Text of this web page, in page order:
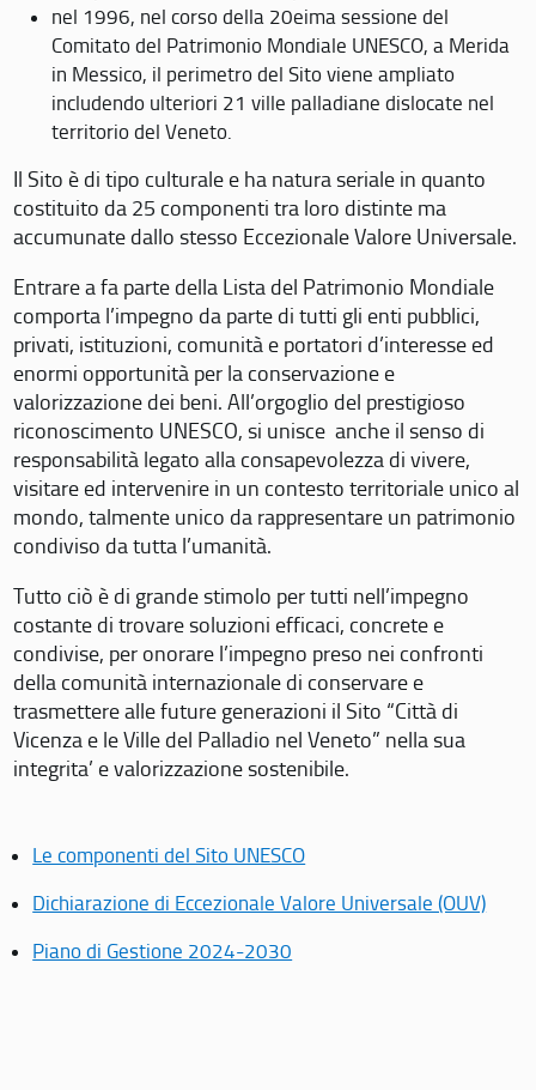
nel 1996, nel corso della 20eima sessione del
Comitato del Patrimonio Mondiale UNESCO, a Merida
in Messico, il perimetro del Sito viene ampliato
includendo ulteriori 21 ville palladiane dislocate nel
territorio del Veneto.
Il Sito è di tipo culturale e ha natura seriale in quanto
costituito da 25 componenti tra loro distinte ma
accumunate dallo stesso Eccezionale Valore Universale.
Entrare a fa parte della Lista del Patrimonio Mondiale
comporta l’impegno da parte di tutti gli enti pubblici,
privati, istituzioni, comunità e portatori d’interesse ed
enormi opportunità per la conservazione e
valorizzazione dei beni. All’orgoglio del prestigioso
riconoscimento UNESCO, si unisce anche il senso di
responsabilità legato alla consapevolezza di vivere,
visitare ed intervenire in un contesto territoriale unico al
mondo, talmente unico da rappresentare un patrimonio
condiviso da tutta l’umanità.
Tutto ciò è di grande stimolo per tutti nell’impegno
costante di trovare soluzioni efficaci, concrete e
condivise, per onorare l’impegno preso nei confronti
della comunità internazionale di conservare e
trasmettere alle future generazioni il Sito “Città di
Vicenza e le Ville del Palladio nel Veneto” nella sua
integrita’ e valorizzazione sostenibile.
Le componenti del Sito UNESCO
Dichiarazione di Eccezionale Valore Universale (OUV)
Piano di Gestione 2024-2030